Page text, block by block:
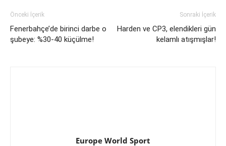
Önceki İçerik
Fenerbahçe’de birinci darbe o
şubeye: %30-40 küçülme!
Sonraki İçerik
Harden ve CP3, elendikleri gün
kelamlı atışmışlar!
Europe World Sport